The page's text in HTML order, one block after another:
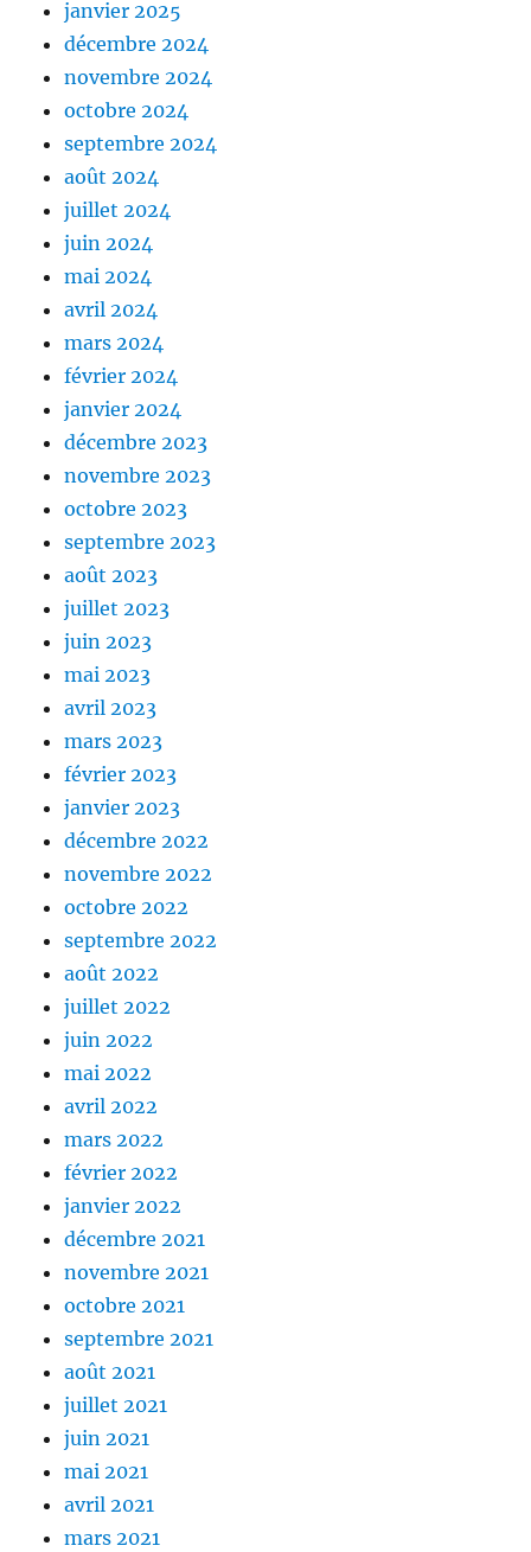
janvier 2025
décembre 2024
novembre 2024
octobre 2024
septembre 2024
août 2024
juillet 2024
juin 2024
mai 2024
avril 2024
mars 2024
février 2024
janvier 2024
décembre 2023
novembre 2023
octobre 2023
septembre 2023
août 2023
juillet 2023
juin 2023
mai 2023
avril 2023
mars 2023
février 2023
janvier 2023
décembre 2022
novembre 2022
octobre 2022
septembre 2022
août 2022
juillet 2022
juin 2022
mai 2022
avril 2022
mars 2022
février 2022
janvier 2022
décembre 2021
novembre 2021
octobre 2021
septembre 2021
août 2021
juillet 2021
juin 2021
mai 2021
avril 2021
mars 2021